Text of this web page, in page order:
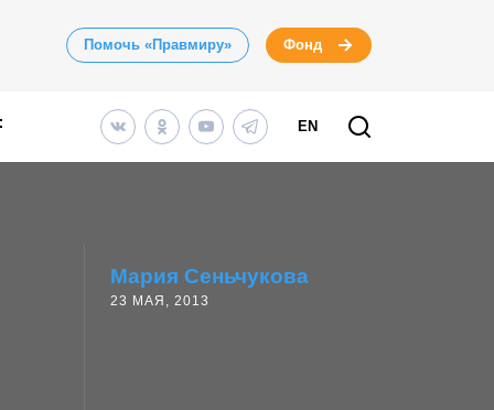
Помочь «Правмиру» Фонд
EN
Мария Сеньчукова
23 МАЯ, 2013